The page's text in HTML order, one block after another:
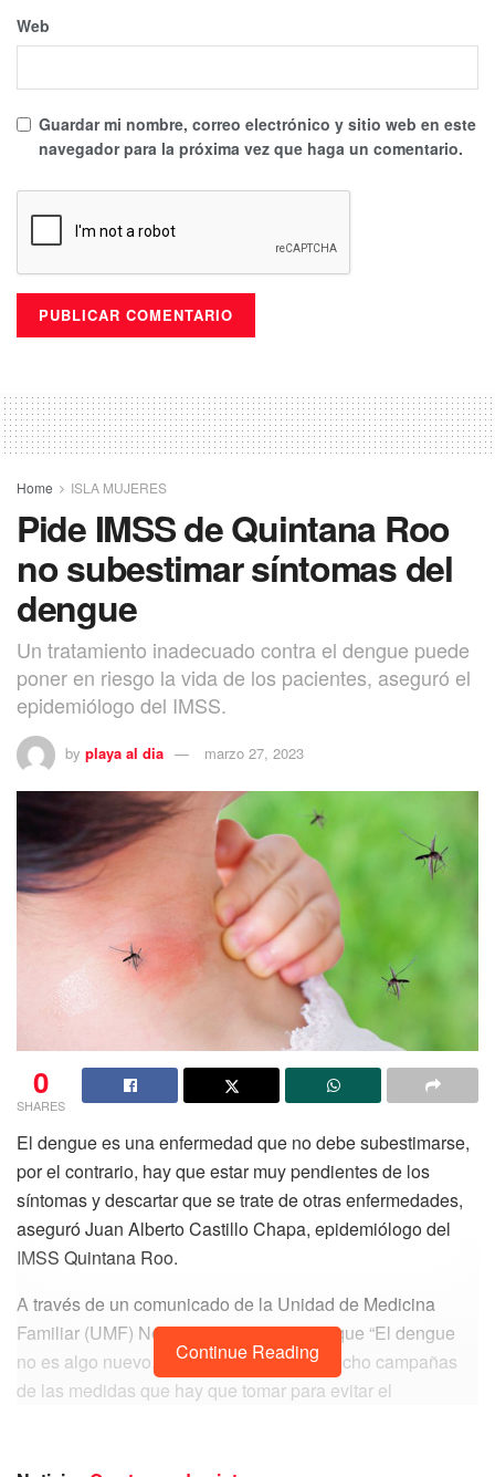
Web
Guardar mi nombre, correo electrónico y sitio web en este
navegador para la próxima vez que haga un comentario.
Home ISLA MUJERES
Pide IMSS de Quintana Roo
no subestimar síntomas del
dengue
Un tratamiento inadecuado contra el dengue puede
poner en riesgo la vida de los pacientes, aseguró el
epidemiólogo del IMSS.
by playa al dia marzo 27, 2023
0
SHARES
El dengue es una enfermedad que no debe subestimarse,
por el contrario, hay que estar muy pendientes de los
síntomas y descartar que se trate de otras enfermedades,
aseguró Juan Alberto Castillo Chapa, epidemiólogo del
IMSS Quintana Roo.
A través de un comunicado de la Unidad de Medicina
Familiar (UMF) No. 19 del IMSS, agregó que “El dengue
no es algo nuevo, y el Sector Salud ha hecho campañas
de las medidas que hay que tomar para evitar el
Continue Reading